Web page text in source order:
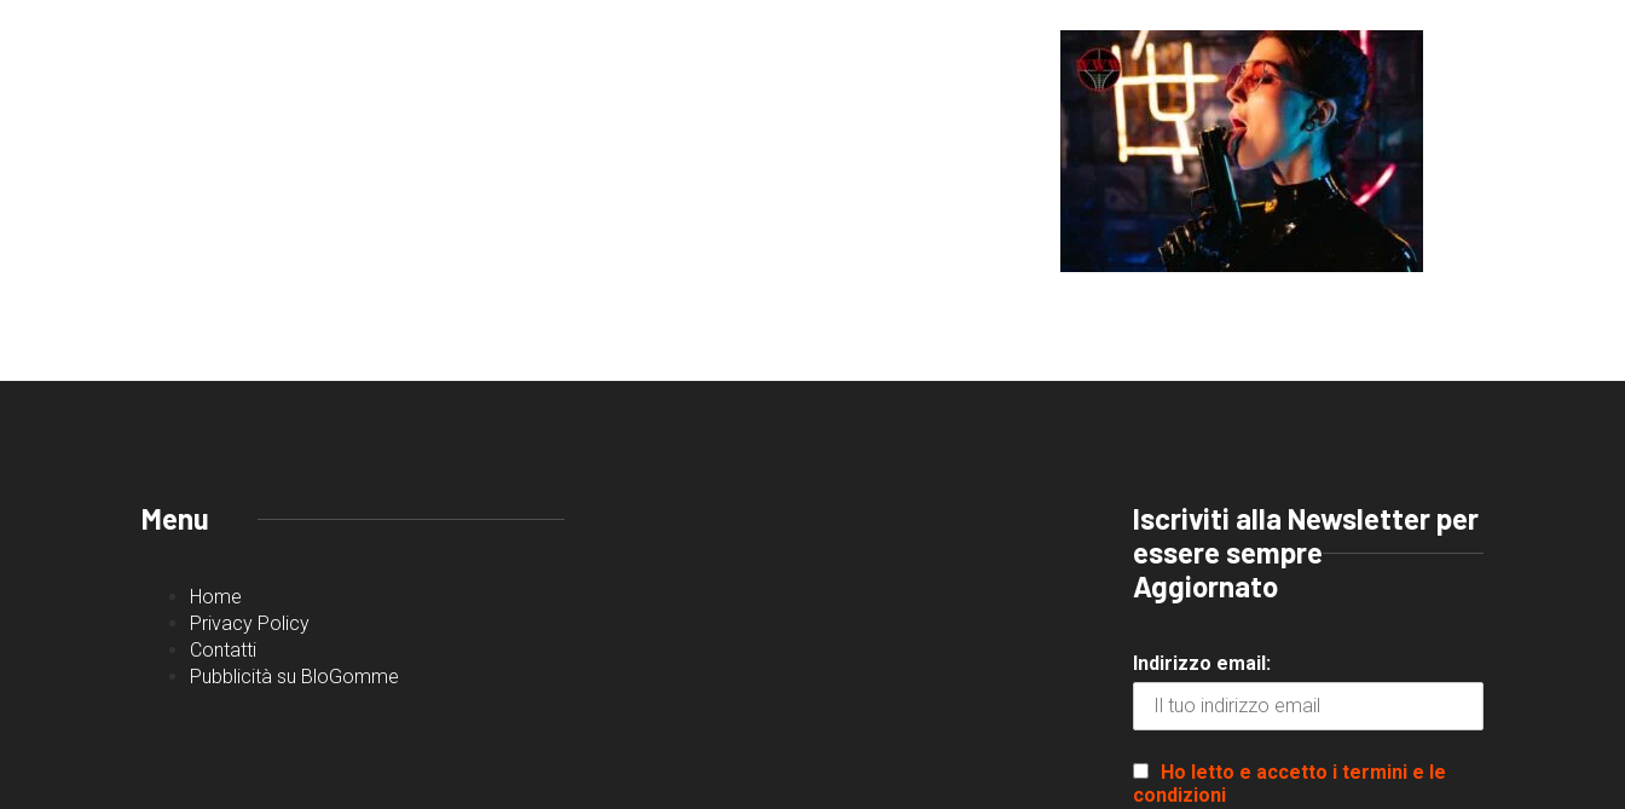
Menu
Home
Privacy Policy
Contatti
Pubblicità su BloGomme
Iscriviti alla Newsletter per
essere sempre
Aggiornato
Indirizzo email:
Ho letto e accetto i termini e le
condizioni